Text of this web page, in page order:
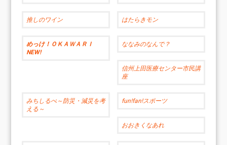
推しのワイン はたらきモン
めっけ！ＯＫＡＷＡＲＩ
NEW!
ななみのなんで？
信州上田医療センター市民講
座
みちしるべ～防災・減災を考
える～
fun!fan!スポーツ
おおきくなあれ